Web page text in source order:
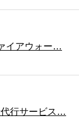
イアウォー…
行サービス…